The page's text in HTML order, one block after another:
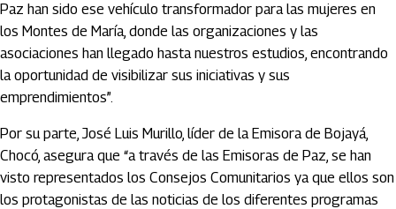
Paz han sido ese vehículo transformador para las mujeres en
los Montes de María, donde las organizaciones y las
asociaciones han llegado hasta nuestros estudios, encontrando
la oportunidad de visibilizar sus iniciativas y sus
emprendimientos”.
Por su parte, José Luis Murillo, líder de la Emisora de Bojayá,
Chocó, asegura que “a través de las Emisoras de Paz, se han
visto representados los Consejos Comunitarios ya que ellos son
los protagonistas de las noticias de los diferentes programas